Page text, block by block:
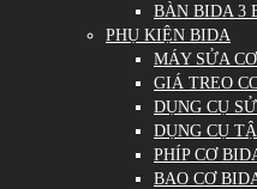
BÀN BIDA 3
PHỤ KIỆN BIDA
MÁY SỬA
GIÁ TREO
DỤNG CỤ
DỤNG CỤ
PHÍP CƠ
BAO CƠ